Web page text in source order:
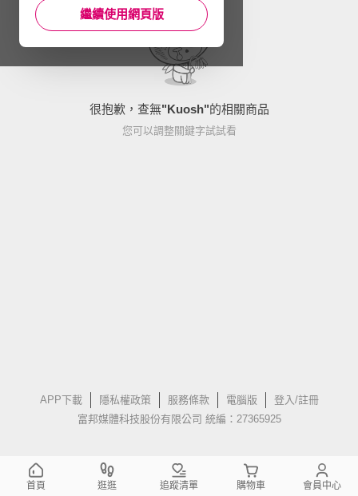
很抱歉，查無"Kuosh"的相關商品
您可以調整關鍵字試試看
APP下載 隱私權政策 服務條款 電腦版
登入/註冊
富邦媒體科技股份有限公司 統編：27365925
繼續使用網頁版
首頁 逛逛 追蹤清單 購物車 會員中心